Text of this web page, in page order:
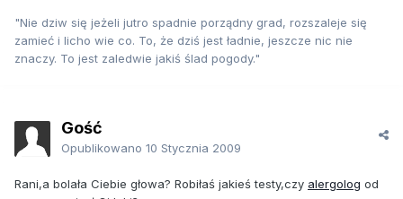
"Nie dziw się jeżeli jutro spadnie porządny grad, rozszaleje się
zamieć i licho wie co. To, że dziś jest ładnie, jeszcze nic nie
znaczy. To jest zaledwie jakiś ślad pogody."
Gość
Opublikowano 10 Stycznia 2009
Rani,a bolała Ciebie głowa? Robiłaś jakieś testy,czy alergolog od